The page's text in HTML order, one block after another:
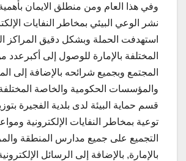
وفي هذا العام ومن منطلق الايمان
نشر الوعي البيئي بمخاطر النفايات
استهدفت الحملة وبشكل دقيق المراكز
المختلفة بالإمارة للوصول إلى أكبرعدد
المجتمع وبجميع شرائحه بالإضافة إلى
والمؤسسات الحكومية والخاصة
قسم حماية البيئة لدى بلدية الفجيرة
توعية بمخاطر النفايات الإلكترونية
التجميع على جميع مدارس المنطقة
بالإمارة, بالإضافة إلى الرسائل